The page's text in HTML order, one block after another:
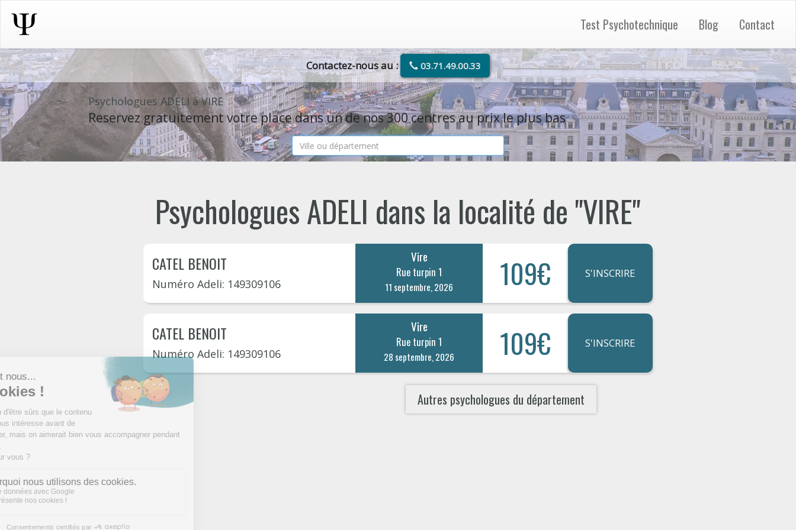
Test Psychotechnique Blog Contact
Contactez-nous au : 03.71.49.00.33
Psychologues ADELI à VIRE
Reservez gratuitement votre place dans un de nos 300 centres au prix le plus bas
Psychologues ADELI dans la localité de "VIRE"
CATEL BENOIT
Numéro Adeli: 149309106
Vire
Rue turpin 1
11 septembre, 2026 109€ S'INSCRIRE
CATEL BENOIT
Numéro Adeli: 149309106
Vire
Rue turpin 1
28 septembre, 2026 109€ S'INSCRIRE
Autres psychologues du département